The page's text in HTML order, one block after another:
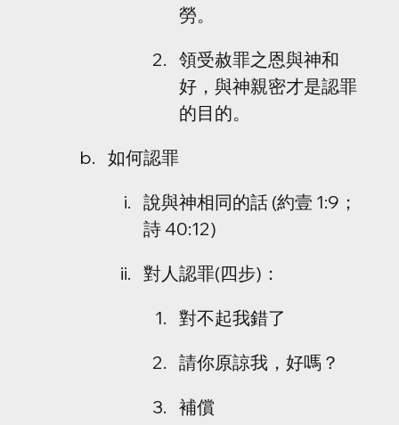
勞。
領受赦罪之恩與神和
好，與神親密才是認罪
的目的。
如何認罪
說與神相同的話 (約壹 1:9；
詩 40:12)
對人認罪(四步)：
對不起我錯了
請你原諒我，好嗎？
補償